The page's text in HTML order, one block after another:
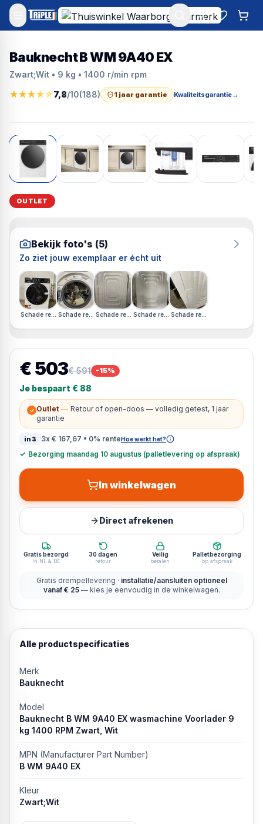
Mijn account
Bauknecht B WM 9A40 EX
Zwart;Wit • 9 kg • 1400 r/min rpm
★★★★★7,8/10(188) 1 jaar garantie Kwaliteitsgarantie→
OUTLET
Bekijk foto's (5)
Zo ziet jouw exemplaar er écht uit
Schade rechterzijkant · Duits Display
Schade rechterzijkant · Duits Display
Schade rechterzijkant · Duits Display
Schade rechterzijkant · Duits Display
Schade rechterzijkant · Duits
€ 503€ 591 -15%
Je bespaart € 88
✓ Outlet — Retour of open-doos — volledig getest, 1 jaar
garantie
in3 3x € 167,67 • 0% renteHoe werkt het?
✓ Bezorging maandag 10 augustus (palletlevering op afspraak)
In winkelwagen
Direct afrekenen
Gratis bezorgd
in NL & BE
30 dagen
retour
Veilig
betalen
Palletbezorging
op afspraak
Gratis drempellevering · installatie/aansluiten optioneel
vanaf € 25 — kies je eenvoudig in de winkelwagen.
Alle productspecificaties
Merk
Bauknecht
Model
Bauknecht B WM 9A40 EX wasmachine Voorlader 9
kg 1400 RPM Zwart, Wit
MPN (Manufacturer Part Number)
B WM 9A40 EX
Kleur
Zwart;Wit